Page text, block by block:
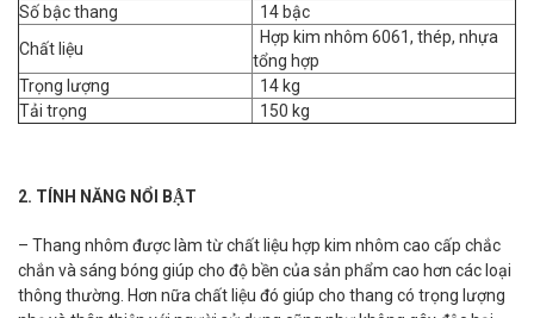
Số bậc thang
14 bậc
Chất liệu
Hợp kim nhôm 6061, thép, nhựa
tổng hợp
Trọng lượng
14 kg
Tải trọng
150 kg
2. TÍNH NĂNG NỔI BẬT
– Thang nhôm được làm từ chất liệu hợp kim nhôm cao cấp chắc
chắn và sáng bóng giúp cho độ bền của sản phẩm cao hơn các loại
thông thường. Hơn nữa chất liệu đó giúp cho thang có trọng lượng